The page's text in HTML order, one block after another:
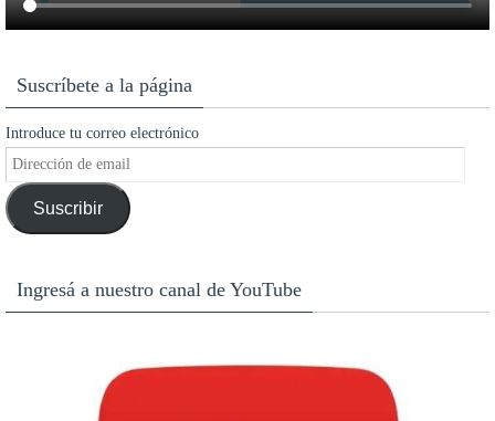
Suscríbete a la página
Introduce tu correo electrónico
Dirección
de
emailSuscribir
Ingresá a nuestro canal de YouTube